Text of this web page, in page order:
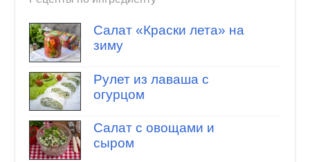
Салат «Краски лета» на
зиму
Рулет из лаваша с
огурцом
Салат с овощами и
сыром